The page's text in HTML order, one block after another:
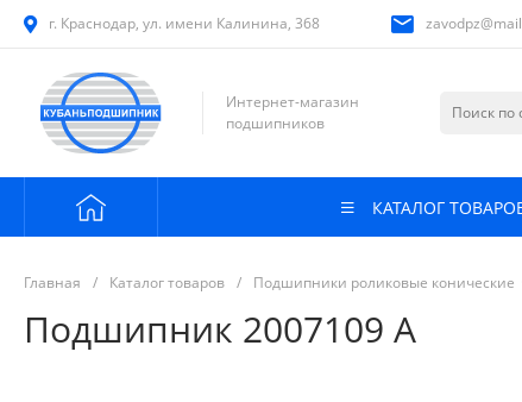
г. Краснодар, ул. имени Калинина, 368
Интернет-магазин
подшипников
КАТАЛОГ
Главная / Каталог товаров / Подшипники роликовые конические
Подшипник 2007109 А